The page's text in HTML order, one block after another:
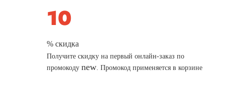
% скидка
Получите скидку на первый онлайн-заказ по
промокодуnew. Промокод применяется в корзине